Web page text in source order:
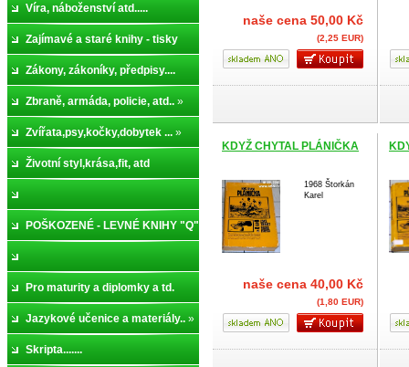
Víra, náboženství atd.....
Zajímavé a staré knihy - tisky
Zákony, zákoníky, předpisy....
Zbraně, armáda, policie, atd.. »
Zvířata,psy,kočky,dobytek ... »
Životní styl,krása,fit, atd
POŠKOZENÉ - LEVNÉ KNIHY "Q"
Pro maturity a diplomky a td.
Jazykové učenice a materiály.. »
Skripta.......
naše cena 50,00 Kč
(2,25 EUR)
KDYŽ CHYTAL PLÁNIČKA
1968 Štorkán
Karel
naše cena 40,00 Kč
(1,80 EUR)